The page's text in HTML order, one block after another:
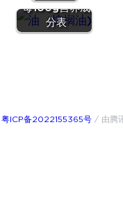
每100g营养成
分表
粤ICP备2022155365号/ 由腾